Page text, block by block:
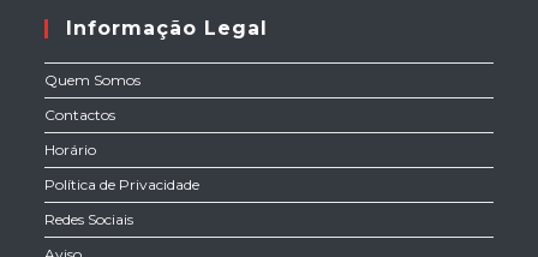
Informação Legal
Quem Somos
Contactos
Horário
Política de Privacidade
Redes Sociais